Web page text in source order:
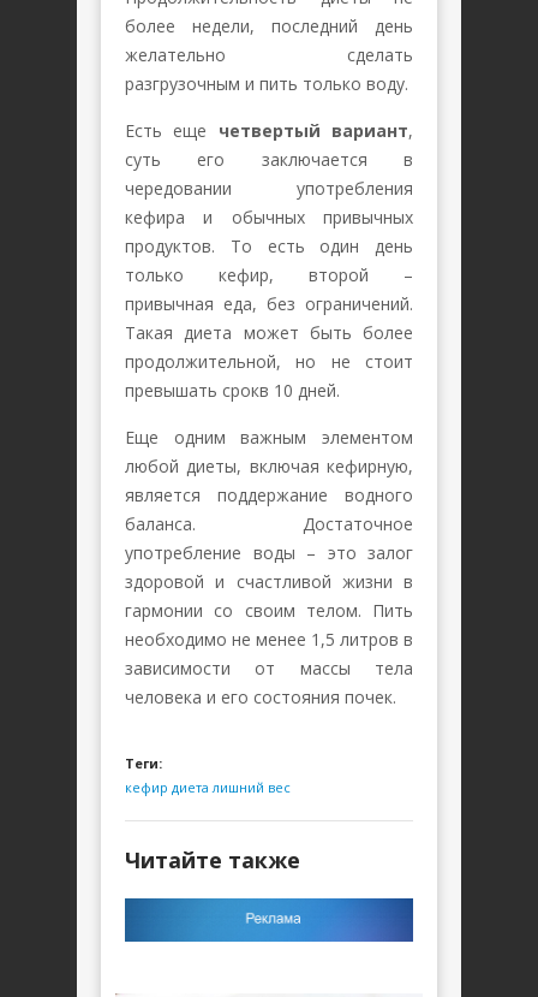
более недели, последний день
желательно сделать
разгрузочным и пить только воду.
Есть еще четвертый вариант,
суть его заключается в
чередовании употребления
кефира и обычных привычных
продуктов. То есть один день
только кефир, второй –
привычная еда, без ограничений.
Такая диета может быть более
продолжительной, но не стоит
превышать срокв 10 дней.
Еще одним важным элементом
любой диеты, включая кефирную,
является поддержание водного
баланса. Достаточное
употребление воды – это залог
здоровой и счастливой жизни в
гармонии со своим телом. Пить
необходимо не менее 1,5 литров в
зависимости от массы тела
человека и его состояния почек.
Теги:
кефир диета лишний вес
Читайте также